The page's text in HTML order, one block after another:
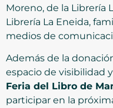
Moreno, de la Librería
Librería La Eneida,
medios de
Además de la
espacio de visibilidad
Feria del Libro de
participar en la